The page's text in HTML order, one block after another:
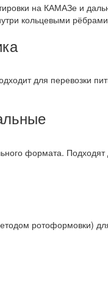
на КАМАЗе и
кольцевыми рёбрами
для перевозки
формата.
ротоформовки)